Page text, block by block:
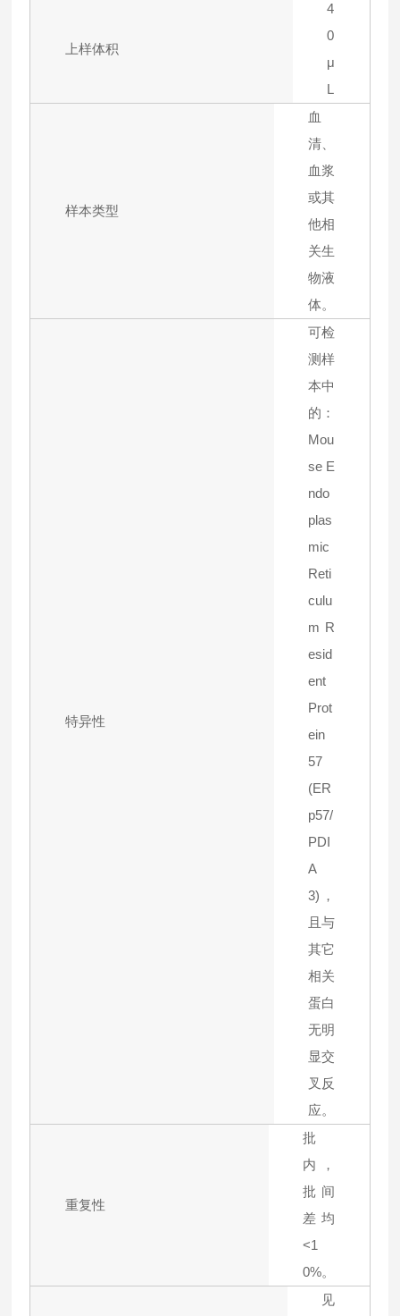
上样体积
4
0
μ
L
样本类型
血
清、
血浆
或其
他相
关生
物液
体。
特异性
可检
测样
本中
的：
Mou
se E
ndo
plas
mic
Reti
culu
m R
esid
ent
Prot
ein
57
(ER
p57/
PDI
A
3)，
且与
其它
相关
蛋白
无明
显交
叉反
应。
重复性
批
内，
批间
差均
<1
0%。
见